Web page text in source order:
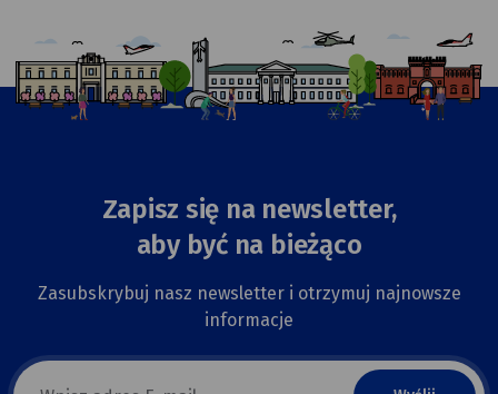
Zapisz się na newsletter,
aby być na bieżąco
Zasubskrybuj nasz newsletter i otrzymuj najnowsze
informacje
E-